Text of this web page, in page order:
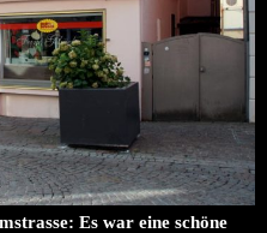
Es war eine schöne